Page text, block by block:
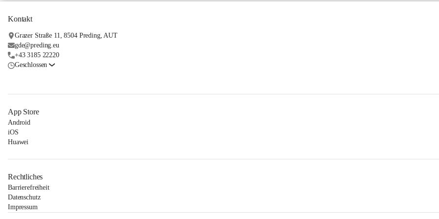
Kontakt
Grazer Straße 11, 8504 Preding, AUT
gde@preding.eu
+43 3185 22220
Geschlossen
App Store
Android
iOS
Huawei
Rechtliches
Barrierefreiheit
Datenschutz
Impressum